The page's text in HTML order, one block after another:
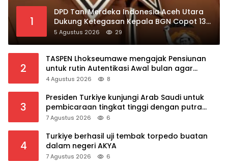
1
DPD Tani Merdeka Indonesia Aceh Utara
Dukung Ketegasan Kepala BGN Copot 137
Kepala SPPG
5 Agustus 2026 29
2
TASPEN Lhokseumawe mengajak Pensiunan
untuk rutin Autentikasi Awal bulan agar
Manfaat Pensiun tetap Lancar
4 Agustus 2026 8
3
Presiden Turkiye kunjungi Arab Saudi untuk
pembicaraan tingkat tinggi dengan putra
mahkota Saudi dan PM Pakistan
7 Agustus 2026 6
4
Turkiye berhasil uji tembak torpedo buatan
dalam negeri AKYA
7 Agustus 2026 6